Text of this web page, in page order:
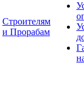
Строителям
и Прорабам